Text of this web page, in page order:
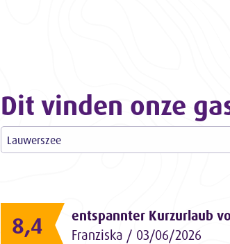
Dit vinden onze
8,4
entspannter Kurzurlaub
Franziska / 03/06/2026